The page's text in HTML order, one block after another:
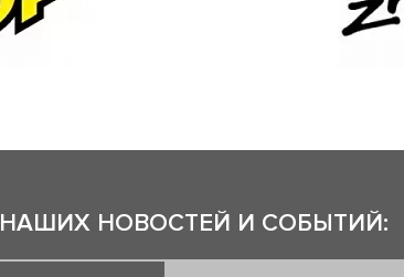
НАШИХ НОВОСТЕЙ И СОБЫТИЙ: